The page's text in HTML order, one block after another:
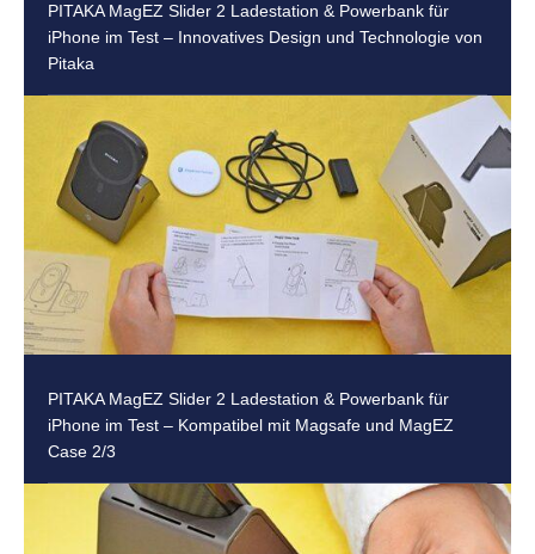
PITAKA MagEZ Slider 2 Ladestation & Powerbank für
iPhone im Test – Innovatives Design und Technologie von
Pitaka
PITAKA MagEZ Slider 2 Ladestation & Powerbank für
iPhone im Test – Kompatibel mit Magsafe und MagEZ
Case 2/3